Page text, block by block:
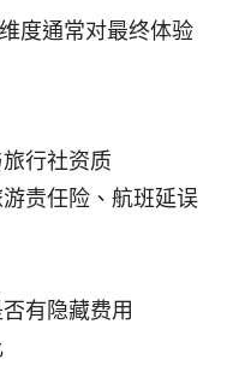
度通常对最终体验
行社资质
责任险、航班延误
有隐藏费用